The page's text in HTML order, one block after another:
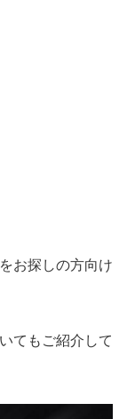
お探しの方向け
てもご紹介して